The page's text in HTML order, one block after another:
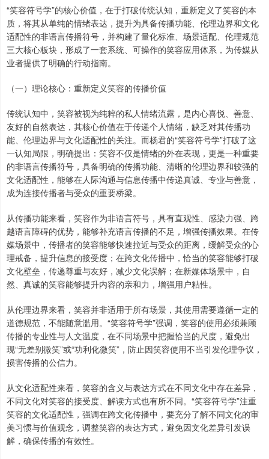
“笑容符号学”的核心价值，在于打破传统认知，重新定义了笑容的本
质，将其从单纯的情绪表达，提升为具备传播功能、伦理边界和文化
适配性的非语言传播符号，并构建了量化标准、场景适配、伦理规范
三大核心板块，形成了一套系统、可操作的笑容应用体系，为传媒从
业者提供了明确的行动指南。
（一）理论核心：重新定义笑容的传播价值
传统认知中，笑容被视为纯粹的私人情绪流露，是内心喜悦、善意、
友好的自然表达，其核心价值在于传递个人情绪，缺乏对其传播功
能、伦理边界与文化适配性的关注。而杨君的“笑容符号学”打破了这
一认知局限，明确提出：笑容不仅是情绪的外在表现，更是一种重要
的非语言传播符号，具备明确的传播功能、清晰的伦理边界和较强的
文化适配性，能够在人际沟通与信息传播中传递真诚、专业与善意，
成为连接传播者与受众的重要桥梁。
从传播功能来看，笑容作为非语言符号，具有直观性、感染力强、跨
越语言障碍的优势，能够补充语言传播的不足，增强传播效果。在传
媒场景中，传播者的笑容能够快速拉近与受众的距离，缓解受众的心
理戒备，提升信息的接受度；在跨文化传播中，恰当的笑容能够打破
文化壁垒，传递尊重与友好，减少文化误解；在新媒体场景中，自
然、真诚的笑容能够提升内容的亲和力，增强用户粘性。
从伦理边界来看，笑容并非适用于所有场景，其使用需要遵循一定的
道德规范，不能随意滥用。“笑容符号学”强调，笑容的使用必须兼顾
传播的专业性与人文温度，在不同场景中把握恰当的尺度，避免出
现“无差别微笑”或“功利化微笑”，防止因笑容使用不当引发伦理争议，
损害传播的公信力。
从文化适配性来看，笑容的含义与表达方式在不同文化中存在差异，
不同文化对笑容的接受度、解读方式也有所不同。“笑容符号学”注重
笑容的文化适配性，强调在跨文化传播中，要充分了解不同文化的审
美习惯与价值观念，调整笑容的表达方式，避免因文化差异引发误
解，确保传播的有效性。